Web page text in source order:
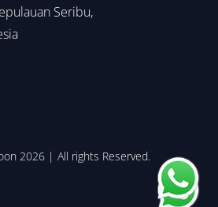
Seribu,
2026 | All rights Reserved.